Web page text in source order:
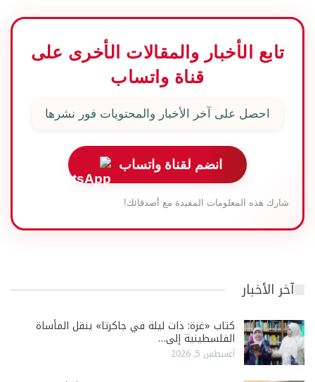
تابع الأخبار والمقالات الأخرى على
قناة واتساب
احصل على آخر الأخبار والمحتويات فور نشرها
انضم لقناة واتساب
شارك هذه المعلومات المفيدة مع أصدقائك!
آخر الأخبار
كتاب «غزة: ذات ليلة في جاكرتا» ينقل المأساة
الفلسطينية إلى…
أغسطس 5, 2026